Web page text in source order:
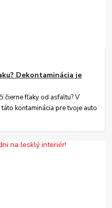
Dekontaminácia je
čierne fľaky od asfaltu? V
kontaminácia pre tvoje auto